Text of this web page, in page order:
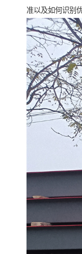
准以及如何识别